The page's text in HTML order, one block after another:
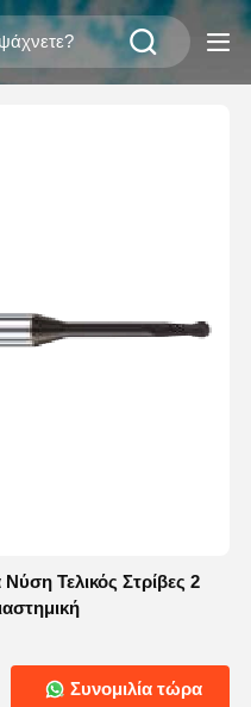
Τελικός Στρίβες 2
Συνομιλία τώρα